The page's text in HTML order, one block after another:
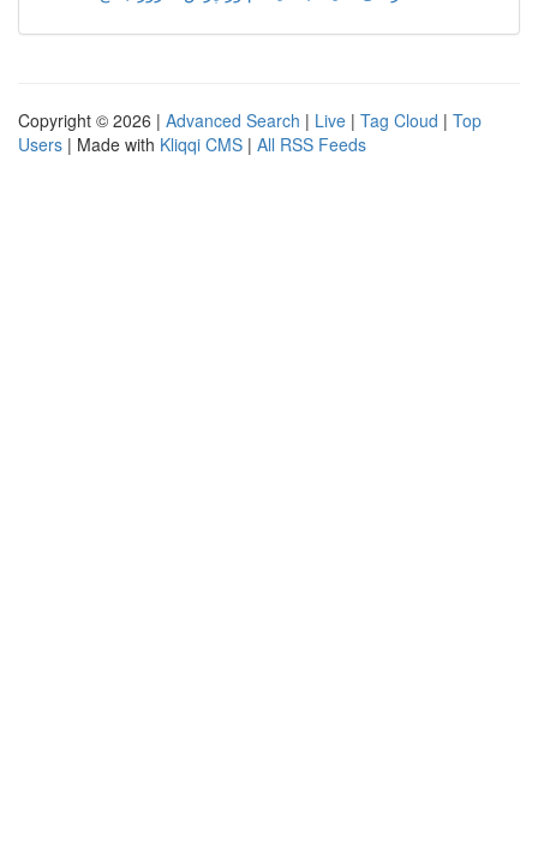
Copyright © 2026 | Advanced Search | Live | Tag Cloud | Top
Users | Made with Kliqqi CMS | All RSS Feeds